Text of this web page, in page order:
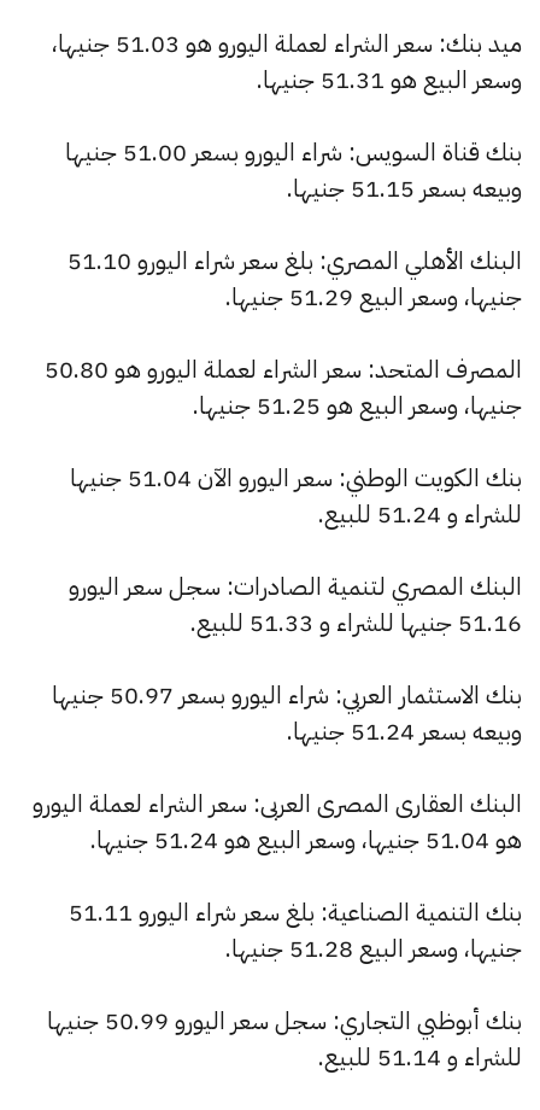
ميد بنك: سعر الشراء لعملة اليورو هو 51.03 جنيها،
وسعر البيع هو 51.31 جنيها.
بنك قناة السويس: شراء اليورو بسعر 51.00 جنيها
وبيعه بسعر 51.15 جنيها.
البنك الأهلي المصري: بلغ سعر شراء اليورو 51.10
جنيها، وسعر البيع 51.29 جنيها.
المصرف المتحد: سعر الشراء لعملة اليورو هو 50.80
جنيها، وسعر البيع هو 51.25 جنيها.
بنك الكويت الوطني: سعر اليورو الآن 51.04 جنيها
للشراء و 51.24 للبيع.
البنك المصري لتنمية الصادرات: سجل سعر اليورو
51.16 جنيها للشراء و 51.33 للبيع.
بنك الاستثمار العربي: شراء اليورو بسعر 50.97 جنيها
وبيعه بسعر 51.24 جنيها.
البنك العقارى المصرى العربى: سعر الشراء لعملة اليورو
هو 51.04 جنيها، وسعر البيع هو 51.24 جنيها.
بنك التنمية الصناعية: بلغ سعر شراء اليورو 51.11
جنيها، وسعر البيع 51.28 جنيها.
بنك أبوظبي التجاري: سجل سعر اليورو 50.99 جنيها
للشراء و 51.14 للبيع.